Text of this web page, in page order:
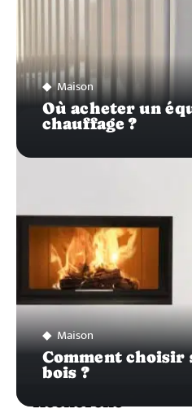
Maison
Où acheter un
chauffage ?
Maison
Comment choisir
bois ?
Recherche